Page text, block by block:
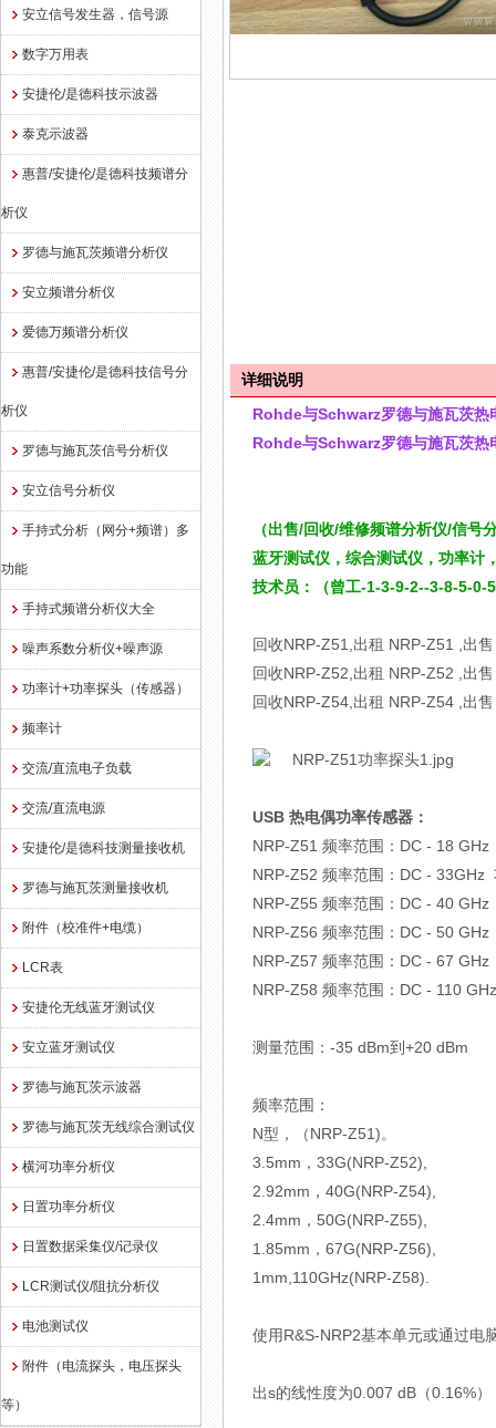
安立信号发生器，信号源
数字万用表
安捷伦/是德科技示波器
泰克示波器
惠普/安捷伦/是德科技频谱分
析仪
罗德与施瓦茨频谱分析仪
安立频谱分析仪
爱德万频谱分析仪
惠普/安捷伦/是德科技信号分
析仪
罗德与施瓦茨信号分析仪
安立信号分析仪
手持式分析（网分+频谱）多
功能
手持式频谱分析仪大全
噪声系数分析仪+噪声源
功率计+功率探头（传感器）
频率计
交流/直流电子负载
交流/直流电源
安捷伦/是德科技测量接收机
罗德与施瓦茨测量接收机
附件（校准件+电缆）
LCR表
安捷伦无线蓝牙测试仪
安立蓝牙测试仪
罗德与施瓦茨示波器
罗德与施瓦茨无线综合测试仪
横河功率分析仪
日置功率分析仪
日置数据采集仪/记录仪
LCR测试仪/阻抗分析仪
电池测试仪
附件（电流探头，电压探头
等）
详细说明
Rohde与Schwarz罗德与施瓦茨热
Rohde与Schwarz罗德与施瓦茨热
（出售/回收/维修频谱分析仪/信
蓝牙测试仪，综合测试仪，功率计
技术员：（曾工-1-3-9-2--3-8-5-0-
回收NRP-Z51,出租 NRP-Z51 ,出
回收NRP-Z52,出租 NRP-Z52 ,出
回收NRP-Z54,出租 NRP-Z54 ,出
USB 热电偶功率传感器：
NRP-Z51 频率范围：DC - 18
NRP-Z52 频率范围：DC -
NRP-Z55 频率范围：DC - 40
NRP-Z56 频率范围：DC - 50
NRP-Z57 频率范围：DC - 67
NRP-Z58 频率范围：DC - 110
测量范围：-35 dBm到+20 dBm
频率范围：
N型，（NRP-Z51)。
3.5mm，33G(NRP-Z52),
2.92mm，40G(NRP-Z54),
2.4mm，50G(NRP-Z55),
1.85mm，67G(NRP-Z56),
1mm,110GHz(NRP-Z58).
使用R&S-NRP2基本单元或通过电
出s的线性度为0.007 dB（0.16%）